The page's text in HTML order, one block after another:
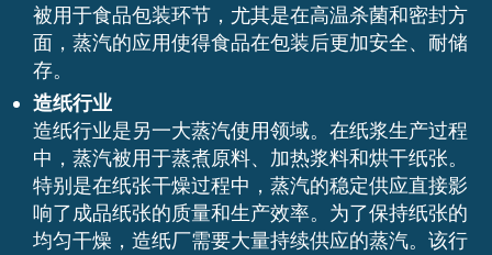
被用于食品包装环节，尤其是在高温杀菌和密封方
面，蒸汽的应用使得食品在包装后更加安全、耐储
存。
造纸行业
造纸行业是另一大蒸汽使用领域。在纸浆生产过程
中，蒸汽被用于蒸煮原料、加热浆料和烘干纸张。
特别是在纸张干燥过程中，蒸汽的稳定供应直接影
响了成品纸张的质量和生产效率。为了保持纸张的
均匀干燥，造纸厂需要大量持续供应的蒸汽。该行